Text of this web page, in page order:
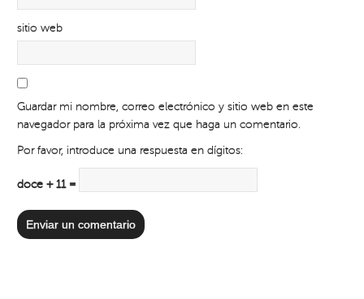
sitio web
Guardar mi nombre, correo electrónico y sitio web en este
navegador para la próxima vez que haga un comentario.
Por favor, introduce una respuesta en dígitos:
doce + 11 =